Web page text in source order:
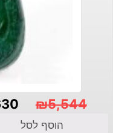
₪5,544
הוסף לסל